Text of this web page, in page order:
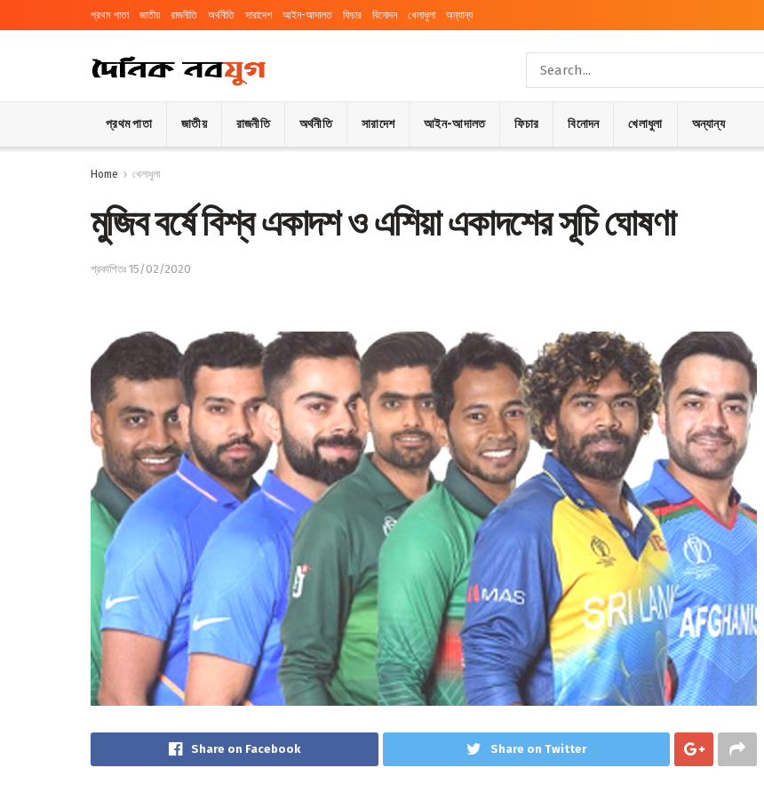
প্রথম পাতা জাতীয় রাজনীতি অর্থনীতি সারাদেশ আইন-আদালত ফিচার বিনোদন খেলাধুলা অন্যান্য
প্রথম পাতা জাতীয় রাজনীতি অর্থনীতি সারাদেশ আইন-আদালত ফিচার বিনোদন খেলাধুলা অন্যান্য
Home খেলাধুলা
মুজিব বর্ষে বিশ্ব একাদশ ও এশিয়া একাদশের সূচি ঘোষণা
প্রকাশিতঃ 15/02/2020
Share on Facebook Share on Twitter